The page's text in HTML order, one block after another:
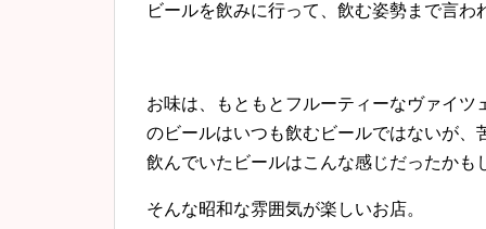
ビールを飲みに行って、飲む姿勢まで言
お味は、もともとフルーティーなヴァイ
のビールはいつも飲むビールではないが
飲んでいたビールはこんな感じだったかも
そんな昭和な雰囲気が楽しいお店。